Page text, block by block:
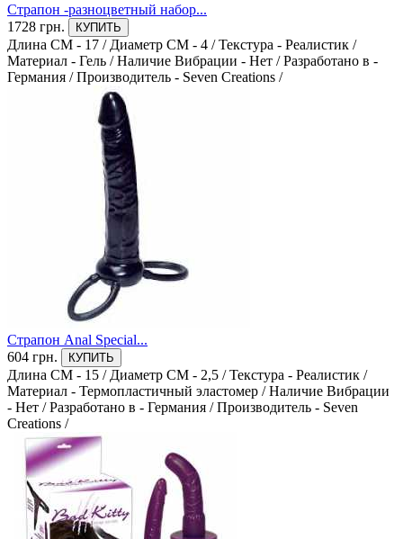
Синтетический
0
Текстиль
0
Термопластический эластомер
Термопластический эластомер (TPE)
Термопластичный эластомер
Наличие Вибрации
0
Производитель
Baile
0
Distra
0
Love Toy
0
Страпон -разноцветный набор...
1728 грн.
КУПИТЬ
Длина СМ - 17 / Диаметр СМ - 4 /Текстура - Реалистик /
Материал - Гель /Наличие Вибрации - Нет /Разработано в -
Германия /Производитель - Seven Creations /
Страпон Anal Special...
604 грн.
КУПИТЬ
Длина СМ - 15 / Диаметр СМ - 2,5 /Текстура - Реалистик /
Материал - Термопластичный эластомер /Наличие Вибрации
- Нет /Разработано в - Германия /Производитель - Seven
Creations /